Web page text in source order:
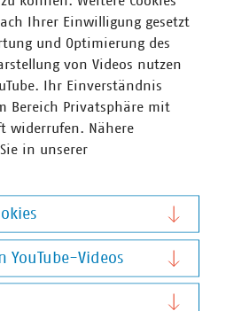
nutzen - VKU/DWA-
veröffentlicht
erhält auch das
eine stärkere Bedeutung.
Ihrer Einwilligung gesetzt
und Optimierung des
von Videos nutzen
Ihr Einverständnis
Bereich Privatsphäre mit
widerrufen. Nähere
in unserer
YouTube-Videos
Videos